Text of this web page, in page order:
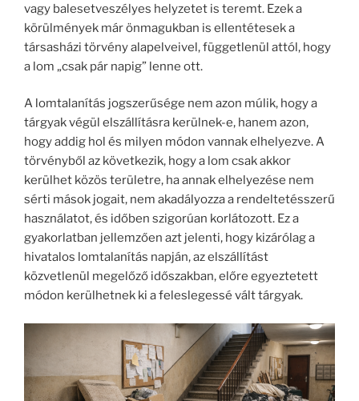
vagy balesetveszélyes helyzetet is teremt. Ezek a
körülmények már önmagukban is ellentétesek a
társasházi törvény alapelveivel, függetlenül attól, hogy
a lom „csak pár napig” lenne ott.
A lomtalanítás jogszerűsége nem azon múlik, hogy a
tárgyak végül elszállításra kerülnek-e, hanem azon,
hogy addig hol és milyen módon vannak elhelyezve. A
törvényből az következik, hogy a lom csak akkor
kerülhet közös területre, ha annak elhelyezése nem
sérti mások jogait, nem akadályozza a rendeltetésszerű
használatot, és időben szigorúan korlátozott. Ez a
gyakorlatban jellemzően azt jelenti, hogy kizárólag a
hivatalos lomtalanítás napján, az elszállítást
közvetlenül megelőző időszakban, előre egyeztetett
módon kerülhetnek ki a feleslegessé vált tárgyak.